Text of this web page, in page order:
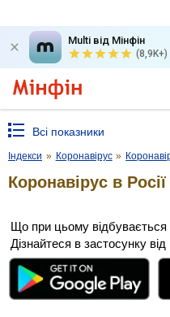
Multi від Мінфін
(8,9K+)
Всі показники
Індекси » Коронавірус »
Коронавірус в Росії
Що при цьому
Дізнайтеся в застосунку